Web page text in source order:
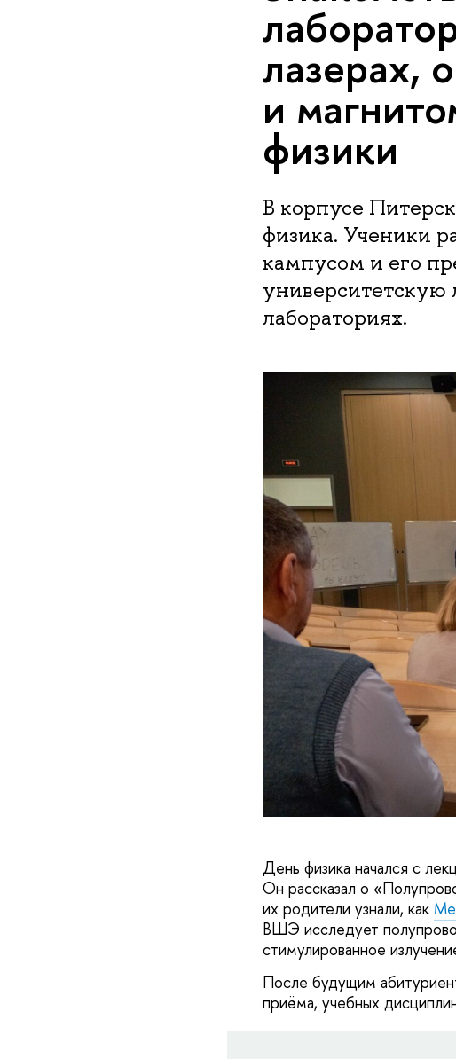
лазерах,
и
физики
В корпусе
физика. Ученики
кампусом и его
университетскую
лабораториях.
День физика начался с
Он рассказал о
их родители узнали, как
ВШЭ исследует
стимулированное
После будущим
приёма, учебных